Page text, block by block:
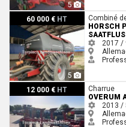
5
60 000 € HT
5
Horsch Pronto 9 SW PPF *Dünger
Combiné
HORSCH
2017 /
12 000 € HT
Overum Agrolux XRWT 5980 AS
Charrue
OVERUM
2013 /